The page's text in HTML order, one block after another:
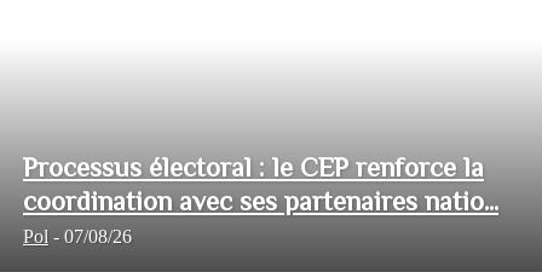
Processus électoral : le CEP renforce la
coordination avec ses partenaires natio...
Pol - 07/08/26